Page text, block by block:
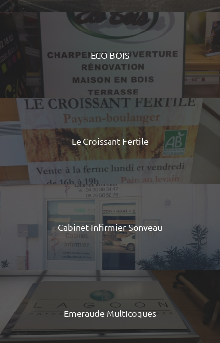
ECO BOIS
Le Croissant Fertile
Cabinet Infirmier Sonveau
Emeraude Multicoques